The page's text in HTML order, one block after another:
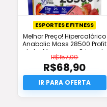
ESPORTES E FITNESS
Melhor Preço! Hipercalórico
Anabolic Mass 28500 Profit
Labs Morango – Original
R$157,00
O
preço
original
era:
R$68,90
O
preço
atual